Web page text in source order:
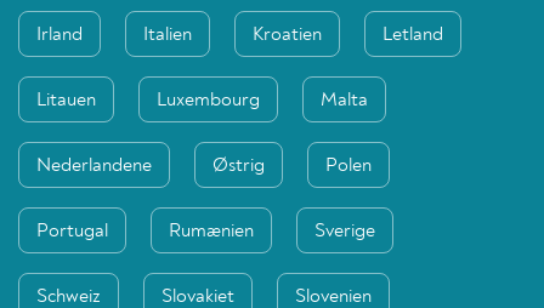
Irland Italien Kroatien Letland
Litauen Luxembourg Malta
Nederlandene Østrig Polen
Portugal Rumænien Sverige
Schweiz Slovakiet Slovenien